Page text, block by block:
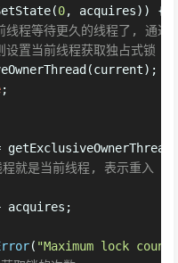
0, acquires)) {
程等待更久的线程了, 通过
置当前线程获取独占式锁
;
就是当前线程, 表示重入
acquires;
( "Maximum lock count